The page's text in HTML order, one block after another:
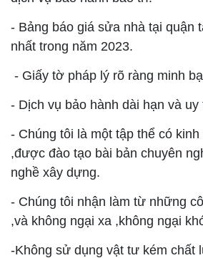
- Bảng báo giá sửa nhà tại quận
nhất trong năm 2023.
- Giấy tờ pháp lý rõ ràng minh
- Dịch vụ bảo hành dài hạn và uy
- Chúng tôi là một tập thể có
,được đào tạo bài bản chuyên
nghề xây dựng.
- Chúng tôi nhận làm từ những
,và không ngại xa ,không ngại
-Không sử dụng vật tư kém chất